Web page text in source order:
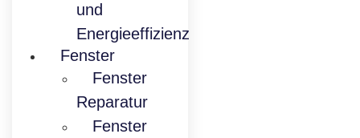
und
Energieeffizienz
Fenster
Fenster
Reparatur
Fenster